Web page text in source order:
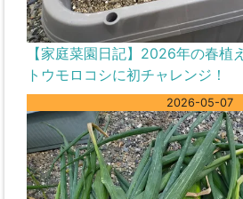
【家庭菜園日記】2026年の春植
トウモロコシに初チャレンジ！
2026-05-07